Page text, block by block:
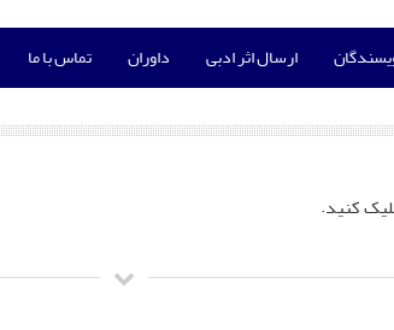
ارسال اثر ادبی داوران تماس با ما
کنید.